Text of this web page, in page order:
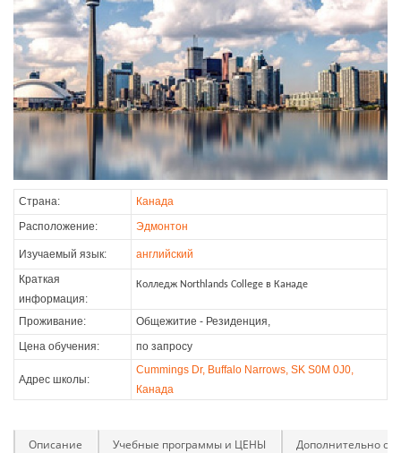
Страна:
Канада
Расположение:
Эдмонтон
Изучаемый язык:
английский
Краткая
информация:
Колледж Northlands College в Канаде
Проживание:
Общежитие - Резиденция,
Цена обучения:
по запросу
Адрес школы:
Cummings Dr, Buffalo Narrows, SK S0M 0J0,
Канада
Описание Учебные программы и ЦЕНЫ Дополнительно